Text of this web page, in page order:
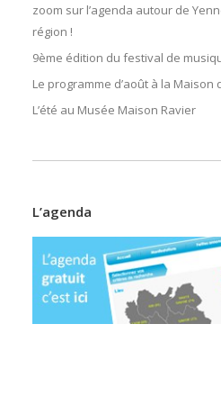
zoom sur l’agenda autour de
région !
9ème édition du festival de
Le programme d’août à la Maison
L’été au Musée Maison Ravier
L’agenda